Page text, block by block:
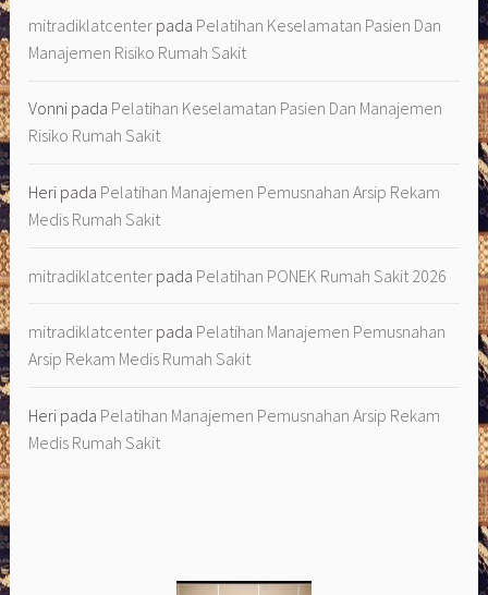
mitradiklatcenter pada Pelatihan Keselamatan Pasien Dan
Manajemen Risiko Rumah Sakit
Vonni pada Pelatihan Keselamatan Pasien Dan Manajemen
Risiko Rumah Sakit
Heri pada Pelatihan Manajemen Pemusnahan Arsip Rekam
Medis Rumah Sakit
mitradiklatcenter pada Pelatihan PONEK Rumah Sakit 2026
mitradiklatcenter pada Pelatihan Manajemen Pemusnahan
Arsip Rekam Medis Rumah Sakit
Heri pada Pelatihan Manajemen Pemusnahan Arsip Rekam
Medis Rumah Sakit